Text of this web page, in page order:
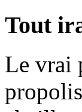
Tout
Le vrai